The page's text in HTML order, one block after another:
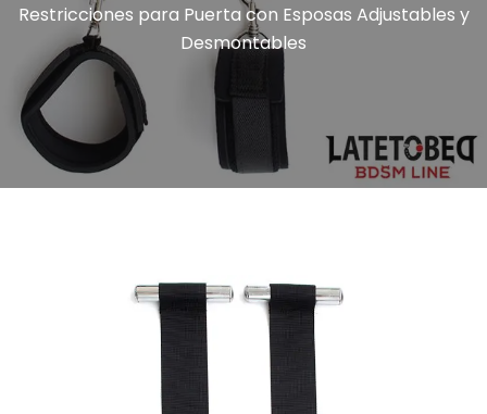
Restricciones para Puerta con Esposas Adjustables y
Desmontables